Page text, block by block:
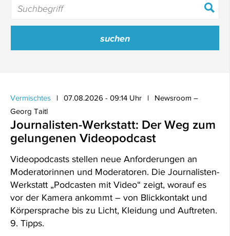
Vermischtes 07.08.2026 - 09:14 Uhr
Newsroom –
Georg Taitl
Journalisten-Werkstatt: Der Weg zum
gelungenen Videopodcast
Videopodcasts stellen neue Anforderungen an
Moderatorinnen und Moderatoren. Die Journalisten-
Werkstatt „Podcasten mit Video“ zeigt, worauf es
vor der Kamera ankommt – von Blickkontakt und
Körpersprache bis zu Licht, Kleidung und Auftreten.
9. Tipps.